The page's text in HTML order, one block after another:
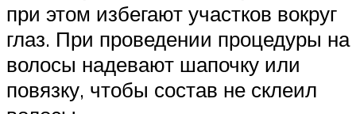
при этом избегают участков вокруг
глаз. При проведении процедуры на
волосы надевают шапочку или
повязку, чтобы состав не склеил